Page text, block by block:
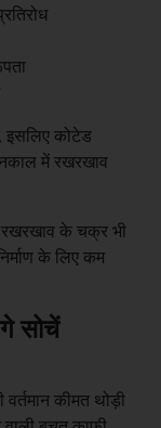
इसलिए कोटेड
में रखरखाव
के चक्र भी
के लिए कम
सोचें
कीमत थोड़ी